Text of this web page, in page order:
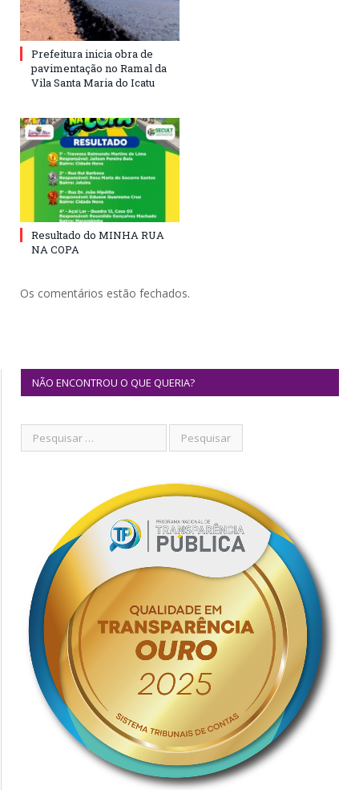
Prefeitura inicia obra de
pavimentação no Ramal da
Vila Santa Maria do Icatu
Resultado do MINHA RUA
NA COPA
Os comentários estão fechados.
NÃO ENCONTROU O QUE QUERIA?